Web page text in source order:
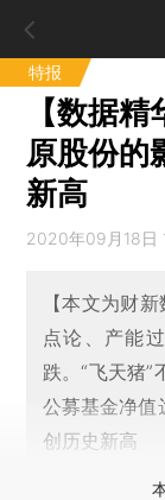
特报
【数据
原股份的
新高
2020年09月18日
【本文为财
点论、产能
跌。“飞天猪”
公募基金净值
创历史新高